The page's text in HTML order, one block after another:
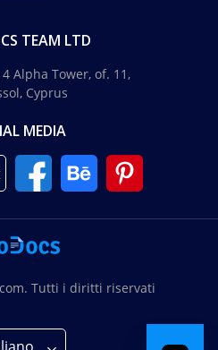
TEAM LTD
Alpha Tower, of. 11,
Cyprus
MEDIA
Tutti i diritti riservati